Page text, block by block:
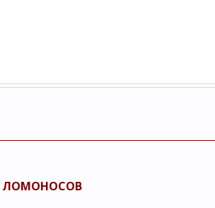
ЛОМОНОСОВ